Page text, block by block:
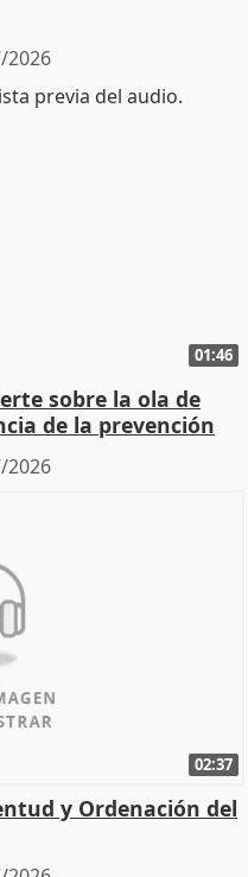
2026
01:46
sobre la ola de
de la prevención
2026
02:37
y Ordenación del